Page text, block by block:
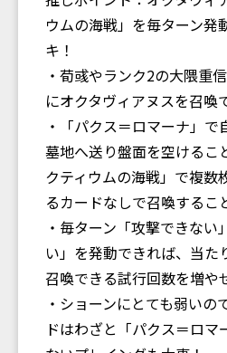
ウムの海戦」を毎ターン発
キ！
・荀彧やランク2の大隈重
にオクタヴィアヌスを召喚
・「パクス＝ロマーナ」で
墓地へ送り盤面を空けるこ
クティウムの海戦」で複数
るカードなしで召喚するこ
・毎ターン「攻撃できない
い」を発動できれば、当た
召喚できる試行回数を増や
・ショーンにとても弱いの
ドはわざと「パクス＝ロマ